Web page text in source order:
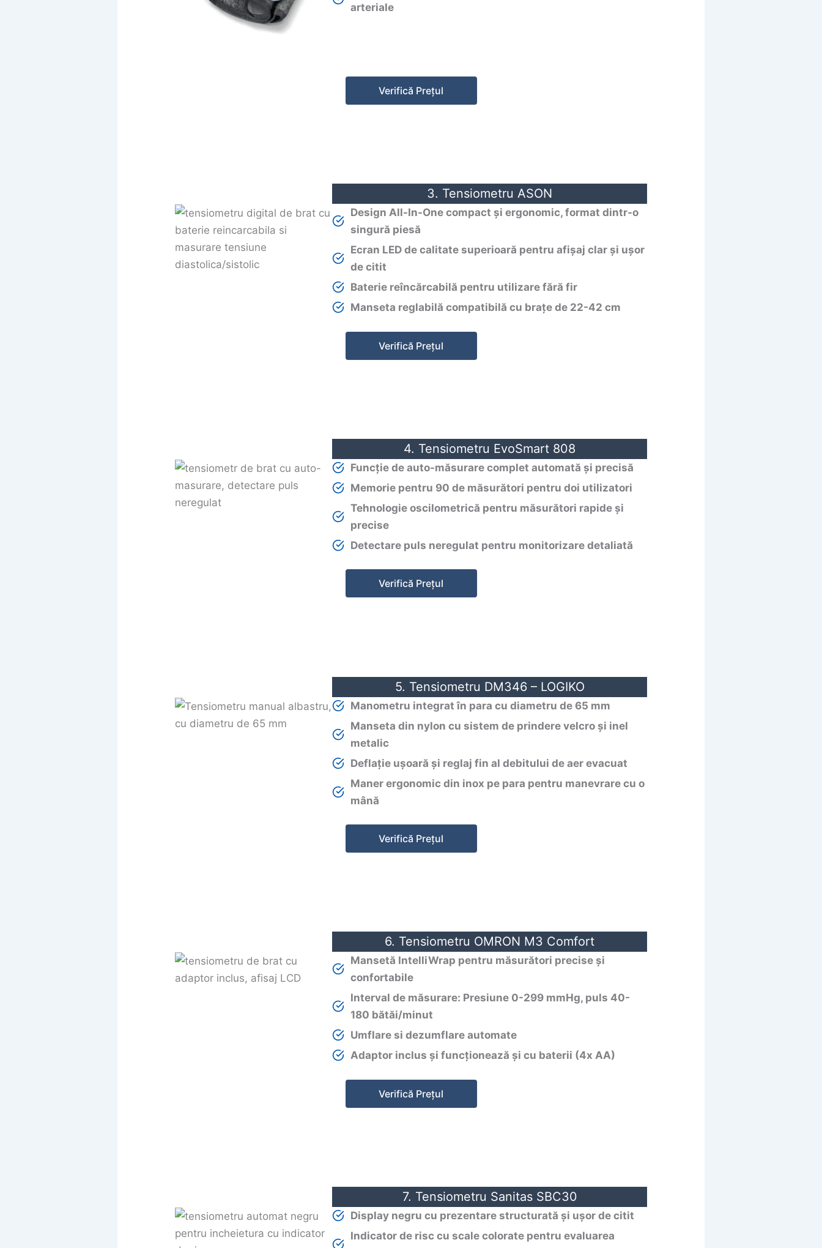
arteriale
Verifică Prețul
3. Tensiometru ASON
Design All-In-One compact și ergonomic, format dintr-o
singură piesă
Ecran LED de calitate superioară pentru afișaj clar și ușor
de citit
Baterie reîncărcabilă pentru utilizare fără fir
Manseta reglabilă compatibilă cu brațe de 22-42 cm
Verifică Prețul
4. Tensiometru EvoSmart 808
Funcție de auto-măsurare complet automată și precisă
Memorie pentru 90 de măsurători pentru doi utilizatori
Tehnologie oscilometrică pentru măsurători rapide și
precise
Detectare puls neregulat pentru monitorizare detaliată
Verifică Prețul
5. Tensiometru DM346 – LOGIKO
Manometru integrat în para cu diametru de 65 mm
Manseta din nylon cu sistem de prindere velcro și inel
metalic
Deflație ușoară și reglaj fin al debitului de aer evacuat
Maner ergonomic din inox pe para pentru manevrare cu o
mână
Verifică Prețul
6. Tensiometru OMRON M3 Comfort
Mansetă IntelliWrap pentru măsurători precise și
confortabile
Interval de măsurare: Presiune 0-299 mmHg, puls 40-
180 bătăi/minut
Umflare si dezumflare automate
Adaptor inclus și funcționează și cu baterii (4x AA)
Verifică Prețul
7. Tensiometru Sanitas SBC30
Display negru cu prezentare structurată și ușor de citit
Indicator de risc cu scale colorate pentru evaluarea